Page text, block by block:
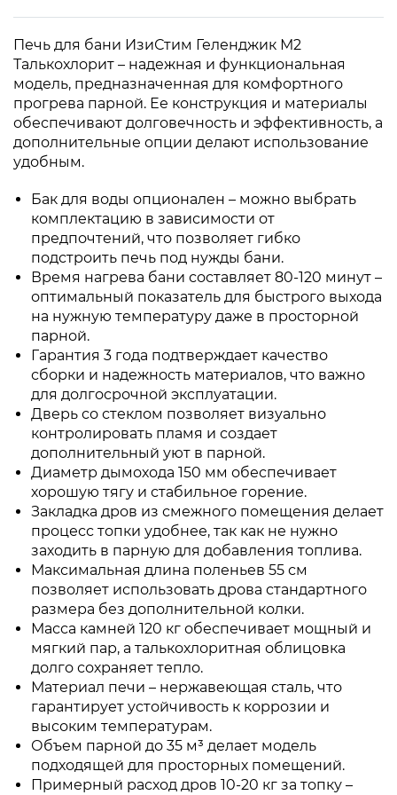
Печь для бани ИзиСтим Геленджик М2
Талькохлорит – надежная и функциональная
модель, предназначенная для комфортного
прогрева парной. Ее конструкция и материалы
обеспечивают долговечность и эффективность, а
дополнительные опции делают использование
удобным.
Бак для воды опционален – можно выбрать
комплектацию в зависимости от
предпочтений, что позволяет гибко
подстроить печь под нужды бани.
Время нагрева бани составляет 80-120 минут –
оптимальный показатель для быстрого выхода
на нужную температуру даже в просторной
парной.
Гарантия 3 года подтверждает качество
сборки и надежность материалов, что важно
для долгосрочной эксплуатации.
Дверь со стеклом позволяет визуально
контролировать пламя и создает
дополнительный уют в парной.
Диаметр дымохода 150 мм обеспечивает
хорошую тягу и стабильное горение.
Закладка дров из смежного помещения делает
процесс топки удобнее, так как не нужно
заходить в парную для добавления топлива.
Максимальная длина поленьев 55 см
позволяет использовать дрова стандартного
размера без дополнительной колки.
Масса камней 120 кг обеспечивает мощный и
мягкий пар, а талькохлоритная облицовка
долго сохраняет тепло.
Материал печи – нержавеющая сталь, что
гарантирует устойчивость к коррозии и
высоким температурам.
Объем парной до 35 м³ делает модель
подходящей для просторных помещений.
Примерный расход дров 10-20 кг за топку –